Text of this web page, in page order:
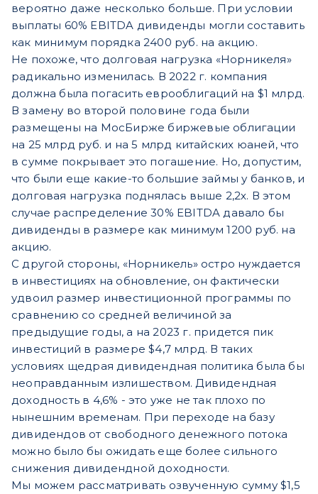
вероятно даже несколько больше. При условии
выплаты 60% EBITDA дивиденды могли составить
как минимум порядка 2400 руб. на акцию.
Не похоже, что долговая нагрузка «Норникеля»
радикально изменилась. В 2022 г. компания
должна была погасить еврооблигаций на $1 млрд.
В замену во второй половине года были
размещены на МосБирже биржевые облигации
на 25 млрд руб. и на 5 млрд китайских юаней, что
в сумме покрывает это погашение. Но, допустим,
что были еще какие-то большие займы у банков, и
долговая нагрузка поднялась выше 2,2х. В этом
случае распределение 30% EBITDA давало бы
дивиденды в размере как минимум 1200 руб. на
акцию.
С другой стороны, «Норникель» остро нуждается
в инвестициях на обновление, он фактически
удвоил размер инвестиционной программы по
сравнению со средней величиной за
предыдущие годы, а на 2023 г. придется пик
инвестиций в размере $4,7 млрд. В таких
условиях щедрая дивидендная политика была бы
неоправданным излишеством. Дивидендная
доходность в 4,6% - это уже не так плохо по
нынешним временам. При переходе на базу
дивидендов от свободного денежного потока
можно было бы ожидать еще более сильного
снижения дивидендной доходности.
Мы можем рассматривать озвученную сумму $1,5